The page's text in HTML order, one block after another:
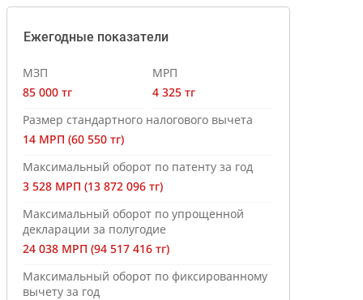
Ежегодные показатели
МЗП
85 000 тг
МРП
4 325 тг
Размер стандартного налогового вычета
14 МРП (60 550 тг)
Максимальный оборот по патенту за год
3 528 МРП (13 872 096 тг)
Максимальный оборот по упрощенной
декларации за полугодие
24 038 МРП (94 517 416 тг)
Максимальный оборот по фиксированному
вычету за год